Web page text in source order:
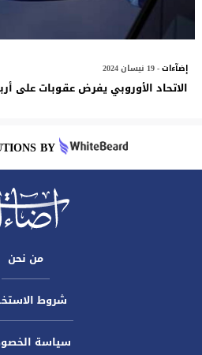
إضآءات- 19 نيسان 2024
الاتحاد الأوروبي يفرض عقوبات على
BY
من نحن
شروط
سياسة